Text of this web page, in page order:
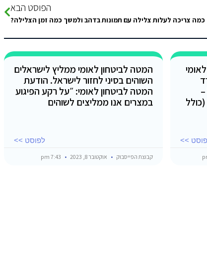
הפוסט הבא
כמה צריכה לעלות צלילה עם תמונות בדהב ולמשך כמה זמן הצלילה?
>>
המטה לביטחון לאומי ממליץ לישראלים
השוהים בסיני לחזור לישראל. הודעת
המטה לביטחון לאומי: ״על רקע הפיגוע
במצרים אנו ממליצים לשוהים
לפוסט >>
קבוצת הפייסבוק אוקטובר 8, 2023